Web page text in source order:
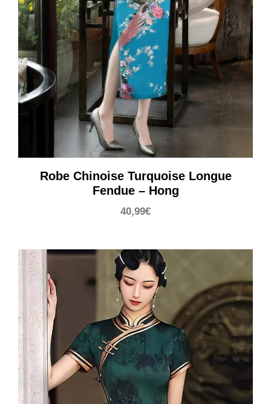
Robe Chinoise Turquoise Longue
Fendue – Hong
40,99€